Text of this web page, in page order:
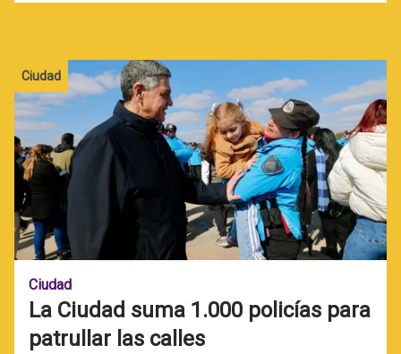
Ciudad
Ciudad
La Ciudad suma 1.000 policías para
patrullar las calles